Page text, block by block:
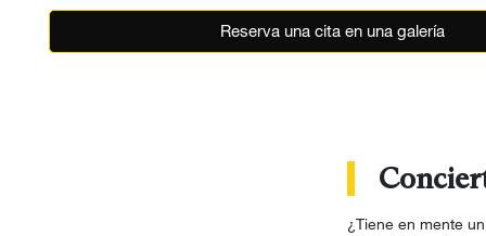
Reserva una cita en una galería
¿Tiene en mente